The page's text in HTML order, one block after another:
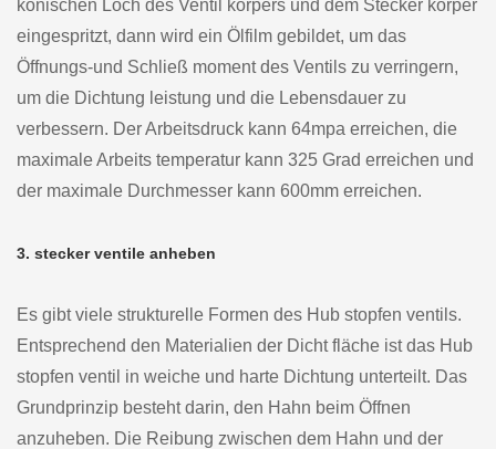
konischen Loch des Ventil körpers und dem Stecker körper
eingespritzt, dann wird ein Ölfilm gebildet, um das
Öffnungs-und Schließ moment des Ventils zu verringern,
um die Dichtung leistung und die Lebensdauer zu
verbessern. Der Arbeitsdruck kann 64mpa erreichen, die
maximale Arbeits temperatur kann 325 Grad erreichen und
der maximale Durchmesser kann 600mm erreichen.
3. stecker ventile anheben
Es gibt viele strukturelle Formen des Hub stopfen ventils.
Entsprechend den Materialien der Dicht fläche ist das Hub
stopfen ventil in weiche und harte Dichtung unterteilt. Das
Grundprinzip besteht darin, den Hahn beim Öffnen
anzuheben. Die Reibung zwischen dem Hahn und der